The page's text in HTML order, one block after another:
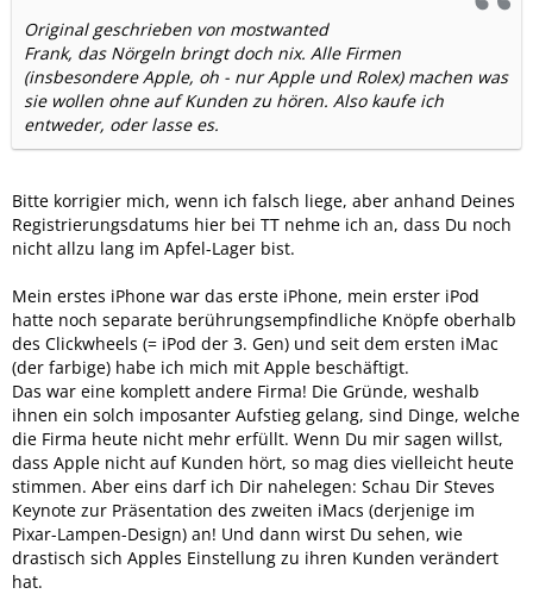
Original geschrieben von mostwanted
Frank, das Nörgeln bringt doch nix. Alle Firmen
(insbesondere Apple, oh - nur Apple und Rolex) machen was
sie wollen ohne auf Kunden zu hören. Also kaufe ich
entweder, oder lasse es.
Bitte korrigier mich, wenn ich falsch liege, aber anhand Deines
Registrierungsdatums hier bei TT nehme ich an, dass Du noch
nicht allzu lang im Apfel-Lager bist.
Mein erstes iPhone war das erste iPhone, mein erster iPod
hatte noch separate berührungsempfindliche Knöpfe oberhalb
des Clickwheels (= iPod der 3. Gen) und seit dem ersten iMac
(der farbige) habe ich mich mit Apple beschäftigt.
Das war eine komplett andere Firma! Die Gründe, weshalb
ihnen ein solch imposanter Aufstieg gelang, sind Dinge, welche
die Firma heute nicht mehr erfüllt. Wenn Du mir sagen willst,
dass Apple nicht auf Kunden hört, so mag dies vielleicht heute
stimmen. Aber eins darf ich Dir nahelegen: Schau Dir Steves
Keynote zur Präsentation des zweiten iMacs (derjenige im
Pixar-Lampen-Design) an! Und dann wirst Du sehen, wie
drastisch sich Apples Einstellung zu ihren Kunden verändert
hat.